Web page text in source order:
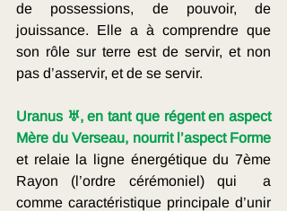
de possessions, de pouvoir, de
jouissance. Elle a à comprendre que
son rôle sur terre est de servir, et non
pas d’asservir, et de se servir.
Uranus ♅, en tant que régent en aspect
et relaie la ligne énergétique du 7ème
Rayon (l’ordre cérémoniel) qui  a
comme caractéristique principale d’unir